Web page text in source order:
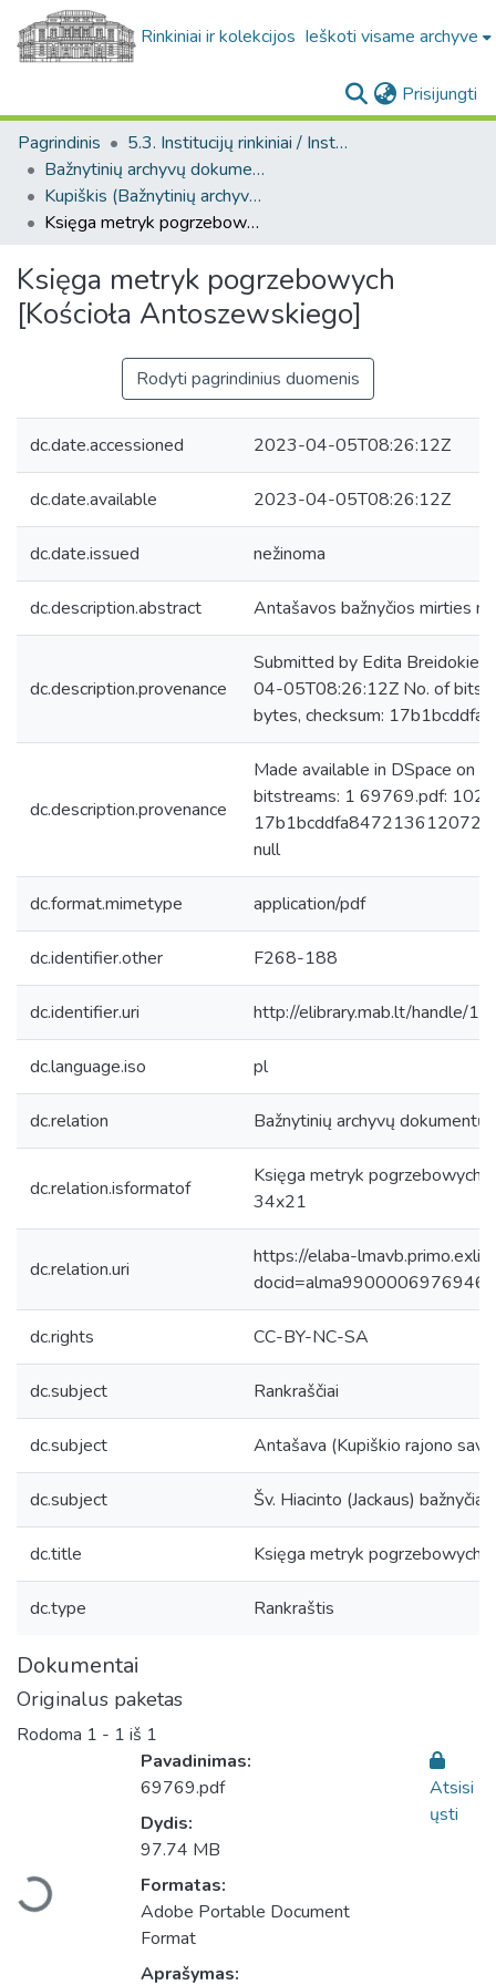
Rinkiniai ir kolekcijos Ieškoti visame archyve
Prisijungti
Pagrindinis
5.3. Institucijų rinkiniai / Institutional collections
Bažnytinių archyvų dokumentų kolekcija. F268
Kupiškis (Bažnytinių archyvų dokumentų kolekcija. F268)
Księga metryk pogrzebowych [Kościoła Antoszewskiego]
Księga metryk pogrzebowych
[Kościoła Antoszewskiego]
Rodyti pagrindinius duomenis
dc.date.accessioned 2023-04-05T08:26:12Z
dc.date.available 2023-04-05T08:26:12Z
dc.date.issued nežinoma
dc.description.abstract Antašavos bažnyčios mirties
dc.description.provenance
Submitted by Edita
04-05T08:26:12Z No. of
bytes, checksum:
dc.description.provenance
Made available in DSpace on
bitstreams: 1 69769.pdf:
null
dc.format.mimetype application/pdf
dc.identifier.other F268-188
dc.identifier.uri http://elibrary.mab.lt/handle/1/
dc.language.iso pl
dc.relation Bažnytinių archyvų
dc.relation.isformatof
Księga metryk pogrzebowych
34x21
dc.relation.uri
https://elaba-
dc.rights CC-BY-NC-SA
dc.subject Rankraščiai
dc.subject Antašava (Kupiškio rajono
dc.subject Šv. Hiacinto (Jackaus)
dc.title Księga metryk pogrzebowych
dc.type Rankraštis
Dokumentai
Originalus paketas
Rodoma 1 - 1 iš 1
Įkeliama...
Pavadinimas:
69769.pdf
Dydis:
97.74 MB
Formatas:
Adobe Portable Document
Format
Aprašymas:
Atsisi
ųsti